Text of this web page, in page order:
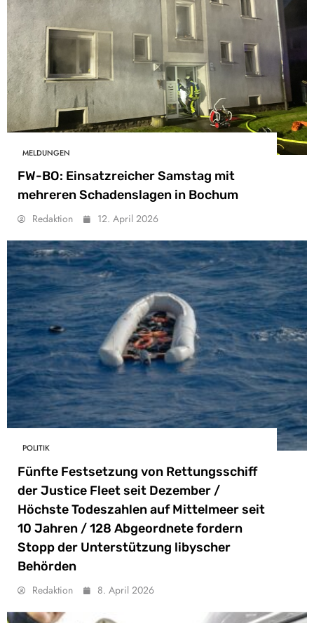
MELDUNGEN
FW-BO: Einsatzreicher Samstag mit
mehreren Schadenslagen in Bochum
Redaktion 12. April 2026
POLITIK
Fünfte Festsetzung von Rettungsschiff
der Justice Fleet seit Dezember /
Höchste Todeszahlen auf Mittelmeer seit
10 Jahren / 128 Abgeordnete fordern
Stopp der Unterstützung libyscher
Behörden
Redaktion 8. April 2026